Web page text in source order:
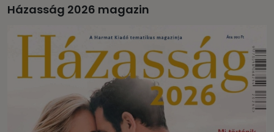
Házasság 2026 magazin